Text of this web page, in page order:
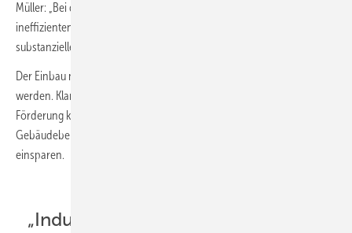
Müller: „Bei der Sanierungsoffensive müssen wir insbesondere die
ineffizienten Ein- und Zweifamilienhäuser anpacken, um schnell
substanzielle Einspareffekte zu erzielen.
Der Einbau neuer Öl- und Gas-Heizungen muss unverzüglich beendet
werden. Klare rechtliche Vorgaben müssen mit einer sozial gerechten
Förderung kombiniert werden.“ Hierdurch lassen sich im
Gebäudebereich innerhalb von fünf Jahren 55 TWh/a Erdgas
einsparen.
„Industrie gegen fossile